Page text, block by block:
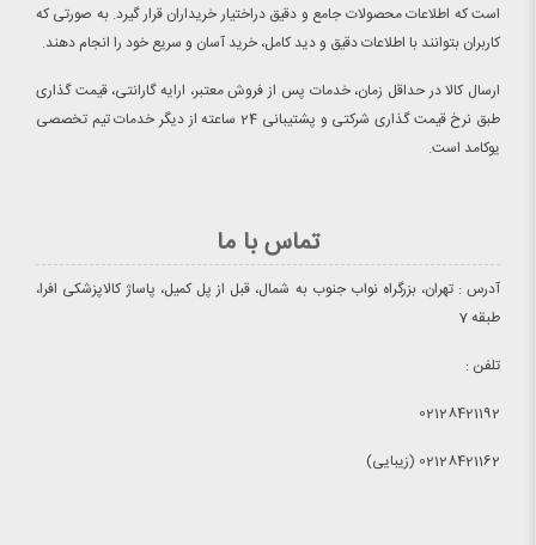
است که اطلاعات محصولات جامع و دقیق دراختیار خریداران قرار گیرد. به صورتی که
کاربران بتوانند با اطلاعات دقیق و دید کامل، خرید آسان و سریع خود را انجام دهند.
ارسال کالا در حداقل زمان، خدمات پس از فروش معتبر، ارایه گارانتی، قیمت گذاری
طبق نرخ قیمت گذاری شرکتی و پشتیبانی 24 ساعته از دیگر خدمات تیم تخصصی
یوکامد است.
تماس با ما
آدرس : تهران، بزرگراه نواب جنوب به شمال، قبل از پل کمیل، پاساژ کالاپزشکی افرا،
طبقه 7
تلفن :
02128421192
02128421162 (زیبایی)